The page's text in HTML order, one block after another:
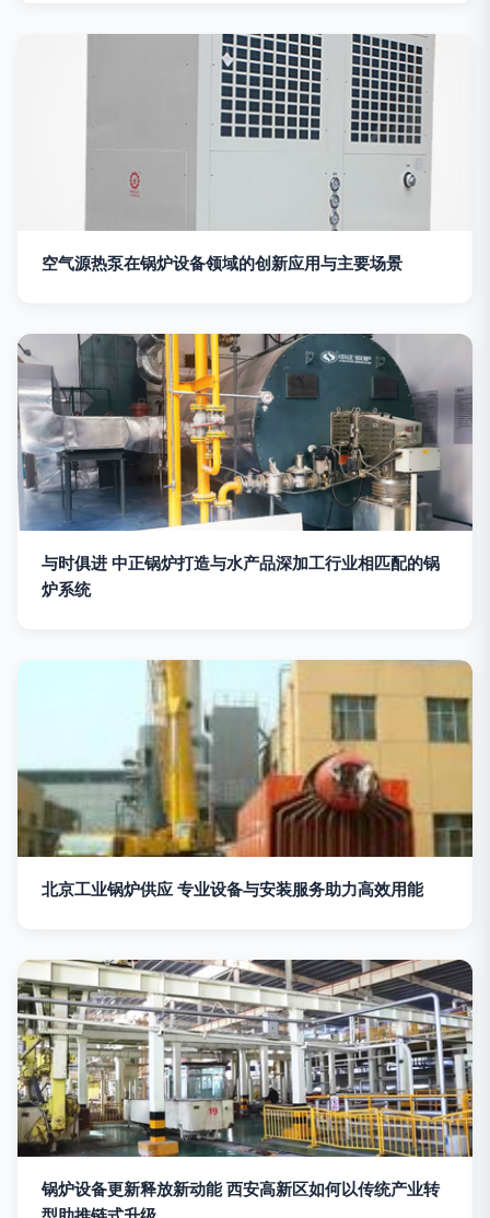
空气源热泵在锅炉设备领域的创新应用与主要场景
与时俱进 中正锅炉打造与水产品深加工行业相匹配的锅
炉系统
北京工业锅炉供应 专业设备与安装服务助力高效用能
锅炉设备更新释放新动能 西安高新区如何以传统产业转